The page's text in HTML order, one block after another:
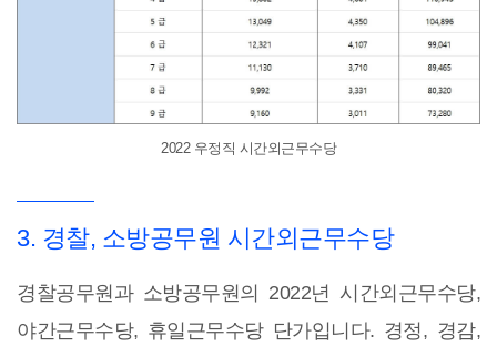
2022 우정직 시간외근무수당
3. 경찰, 소방공무원 시간외근무수당
경찰공무원과 소방공무원의 2022년 시간외근무수당,
야간근무수당, 휴일근무수당 단가입니다. 경정, 경감,